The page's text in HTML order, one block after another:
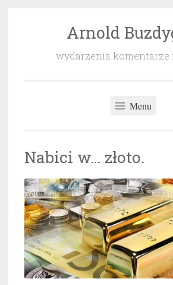
Arnold
wydarzenia komentarze
Menu
Nabici w… złoto.